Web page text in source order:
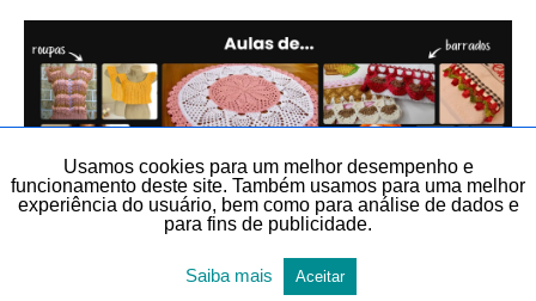
Usamos cookies para um melhor desempenho e
funcionamento deste site. Também usamos para uma melhor
experiência do usuário, bem como para análise de dados e
para fins de publicidade.
Saiba mais Aceitar